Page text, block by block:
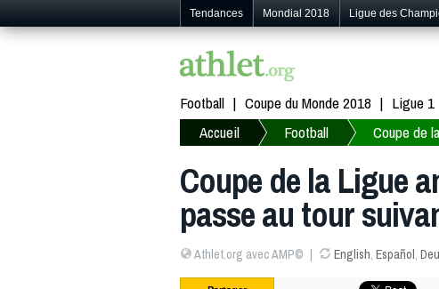
Tendances Mondial 2018 Ligue des
Football Coupe du Monde 2018 Ligue 1
Accueil
Football Coupe de
Coupe de la Ligue
passe au tour
Athlet.org avec AMP© English, Español,